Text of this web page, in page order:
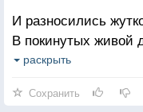
И разносились
В покинутых живой
С насмешкой, а
раскрыть
Сохранить